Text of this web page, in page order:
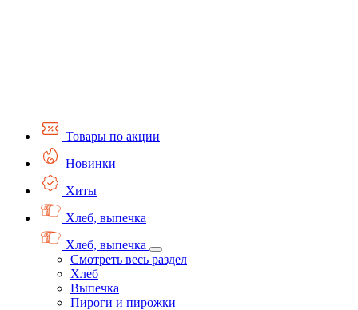
Товары по акции
Новинки
Хиты
Хлеб, выпечка
Хлеб, выпечка
Смотреть весь раздел
Хлеб
Выпечка
Пироги и пирожки